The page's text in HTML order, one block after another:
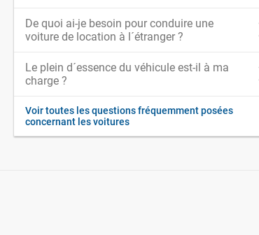
De quoi ai-je besoin pour conduire une
voiture de location à l´étranger ?
Le plein d´essence du véhicule est-il à ma
charge ?
Voir toutes les questions fréquemment posées
concernant les voitures